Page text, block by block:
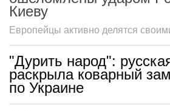
Киеву
Европейцы активно делятся
"Дурить народ":
раскрыла коварный
по Украине